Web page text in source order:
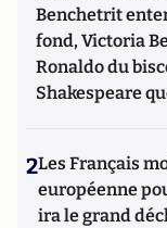
Benchetrit
fond, Victoria
Ronaldo du
Shakespeare
2Les Français
européenne
ira le grand